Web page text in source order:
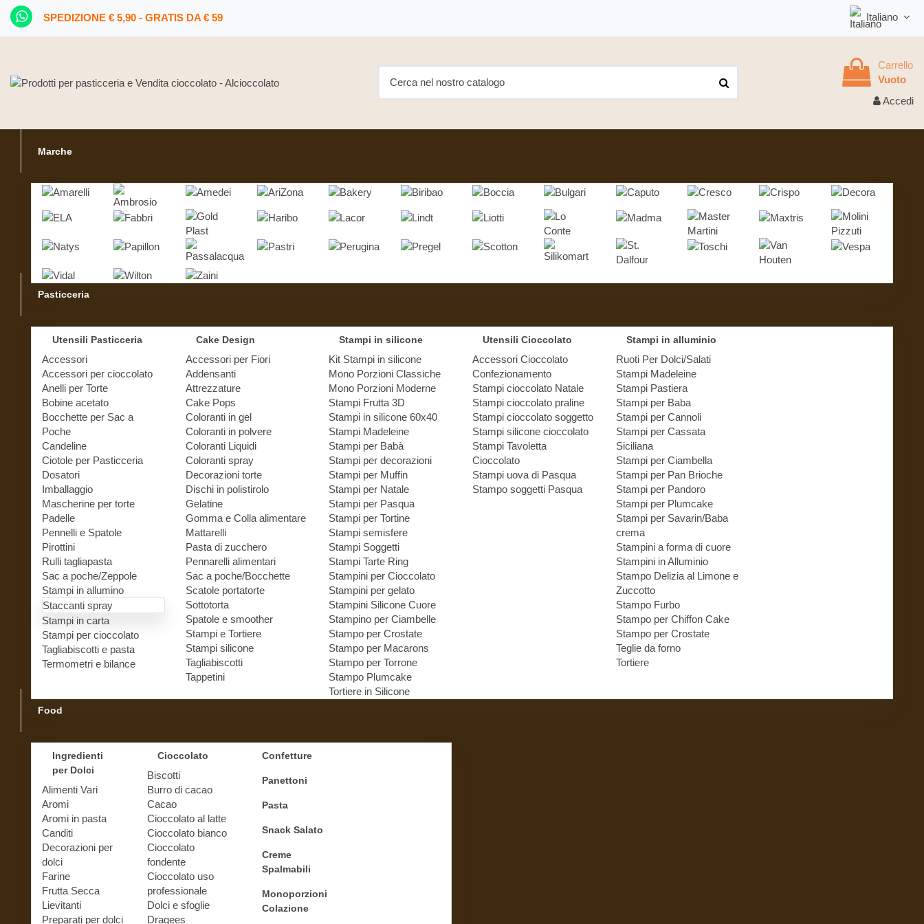
SPEDIZIONE € 5,90 - GRATIS DA € 59 Italiano
Carrello
Vuoto
Accedi
Marche
Pasticceria
Utensili Pasticceria
Accessori
Accessori per cioccolato
Anelli per Torte
Bobine acetato
Bocchette per Sac a
Poche
Candeline
Ciotole per Pasticceria
Dosatori
Imballaggio
Mascherine per torte
Padelle
Pennelli e Spatole
Pirottini
Rulli tagliapasta
Sac a poche/Zeppole
Stampi in allumino
Staccanti spray
Stampi in carta
Stampi per cioccolato
Tagliabiscotti e pasta
Termometri e bilance
Cake Design
Accessori per Fiori
Addensanti
Attrezzature
Cake Pops
Coloranti in gel
Coloranti in polvere
Coloranti Liquidi
Coloranti spray
Decorazioni torte
Dischi in polistirolo
Gelatine
Gomma e Colla alimentare
Mattarelli
Pasta di zucchero
Pennarelli alimentari
Sac a poche/Bocchette
Scatole portatorte
Sottotorta
Spatole e smoother
Stampi e Tortiere
Stampi silicone
Tagliabiscotti
Tappetini
Stampi in silicone
Kit Stampi in silicone
Mono Porzioni Classiche
Mono Porzioni Moderne
Stampi Frutta 3D
Stampi in silicone 60x40
Stampi Madeleine
Stampi per Babà
Stampi per decorazioni
Stampi per Muffin
Stampi per Natale
Stampi per Pasqua
Stampi per Tortine
Stampi semisfere
Stampi Soggetti
Stampi Tarte Ring
Stampini per Cioccolato
Stampini per gelato
Stampini Silicone Cuore
Stampino per Ciambelle
Stampo per Crostate
Stampo per Macarons
Stampo per Torrone
Stampo Plumcake
Tortiere in Silicone
Utensili Cioccolato
Accessori Cioccolato
Confezionamento
Stampi cioccolato Natale
Stampi cioccolato praline
Stampi cioccolato soggetto
Stampi silicone cioccolato
Stampi Tavoletta
Cioccolato
Stampi uova di Pasqua
Stampo soggetti Pasqua
Stampi in alluminio
Ruoti Per Dolci/Salati
Stampi Madeleine
Stampi Pastiera
Stampi per Baba
Stampi per Cannoli
Stampi per Cassata
Siciliana
Stampi per Ciambella
Stampi per Pan Brioche
Stampi per Pandoro
Stampi per Plumcake
Stampi per Savarin/Baba
crema
Stampini a forma di cuore
Stampini in Alluminio
Stampo Delizia al Limone e
Zuccotto
Stampo Furbo
Stampo per Chiffon Cake
Stampo per Crostate
Teglie da forno
Tortiere
Food
Ingredienti
per Dolci
Alimenti Vari
Aromi
Aromi in pasta
Canditi
Decorazioni per
dolci
Farine
Frutta Secca
Lievitanti
Preparati per dolci
Cioccolato
Biscotti
Burro di cacao
Cacao
Cioccolato al latte
Cioccolato bianco
Cioccolato
fondente
Cioccolato uso
professionale
Dolci e sfoglie
Dragees
Confetture
Panettoni
Pasta
Snack Salato
Creme
Spalmabili
Monoporzioni
Colazione